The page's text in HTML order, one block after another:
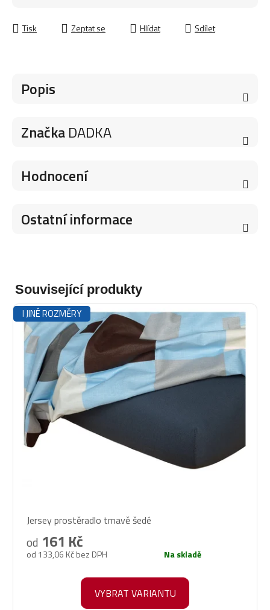
Tisk Zeptat se Hlídat Sdílet
Popis
ZnačkaDADKA
Hodnocení
Ostatní informace
Související produkty
I JINÉ ROZMĚRY
hodnocení
produktu
je
Jersey prostěradlo tmavě šedé
od 133,06 Kč bez DPH
od 161 Kč
Na skladě
VYBRAT VARIANTU